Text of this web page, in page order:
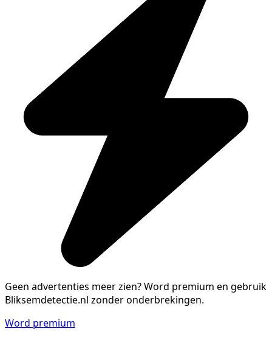
Geen advertenties meer zien?Word premium en gebruik
Bliksemdetectie.nl zonder onderbrekingen.
Word premium